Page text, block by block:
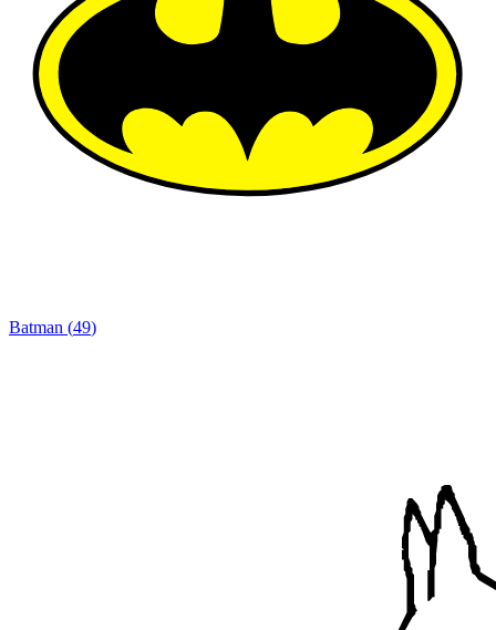
Batman (49)